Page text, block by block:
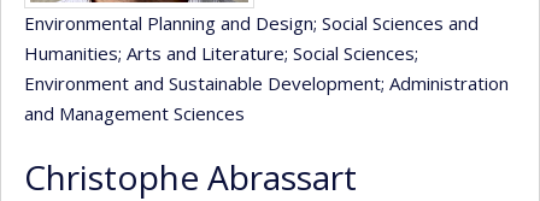
Environmental Planning and Design; Social Sciences and
Humanities; Arts and Literature; Social Sciences;
Environment and Sustainable Development; Administration
and Management Sciences
Christophe Abrassart